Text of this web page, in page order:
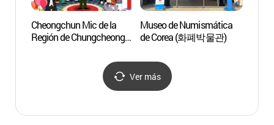
Cheongchun Mic de la
Región de Chungcheong
청춘마이크 충청권)
Museo de Numismática
de Corea (화폐박물관)
Ver más